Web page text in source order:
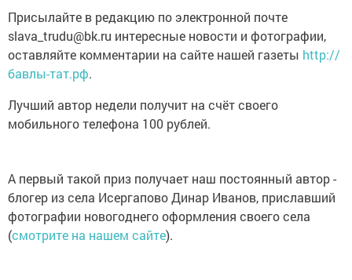
Присылайте в редакцию по электронной почте
slava_trudu@bk.ru интересные новости и фотографии,
оставляйте комментарии на сайте нашей газеты http://
бавлы-тат.рф.
Лучший автор недели получит на счёт своего
мобильного телефона 100 рублей.
А первый такой приз получает наш постоянный автор -
блогер из села Исергапово Динар Иванов, приславший
фотографии новогоднего оформления своего села
(смотрите на нашем сайте).